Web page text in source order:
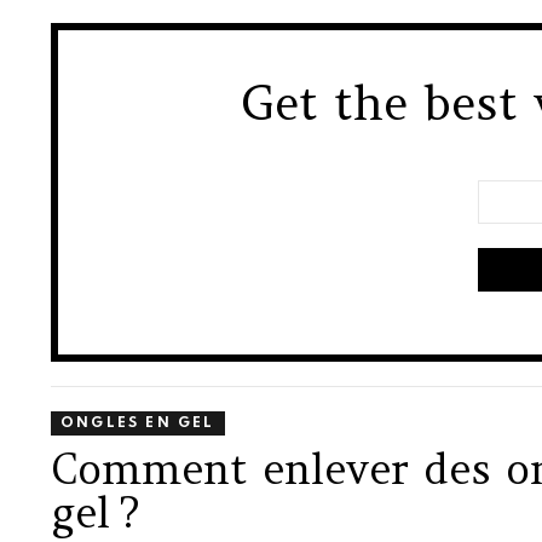
NEWSLETTER
Get the
ONGLES EN GEL
Comment enlever des
gel ?